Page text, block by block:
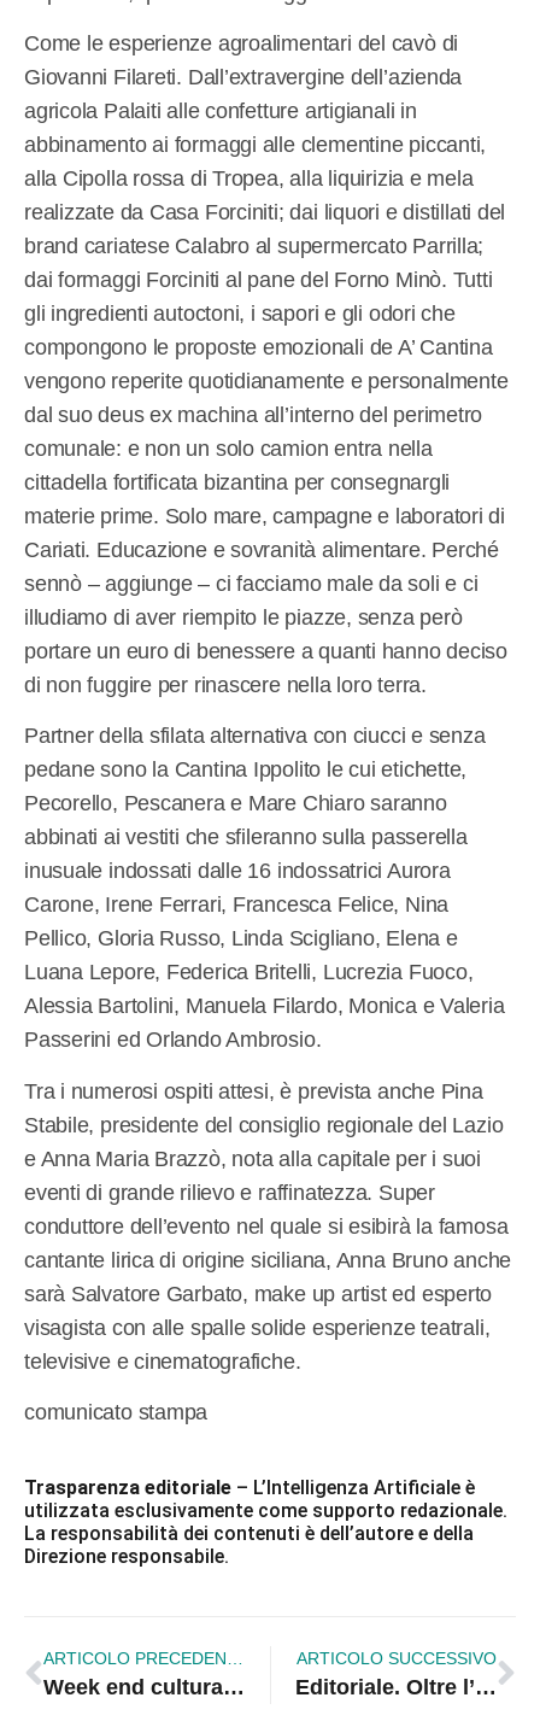
Come le esperienze agroalimentari del cavò di
Giovanni Filareti. Dall’extravergine dell’azienda
agricola Palaiti alle confetture artigianali in
abbinamento ai formaggi alle clementine piccanti,
alla Cipolla rossa di Tropea, alla liquirizia e mela
realizzate da Casa Forciniti; dai liquori e distillati del
brand cariatese Calabro al supermercato Parrilla;
dai formaggi Forciniti al pane del Forno Minò. Tutti
gli ingredienti autoctoni, i sapori e gli odori che
compongono le proposte emozionali de A’ Cantina
vengono reperite quotidianamente e personalmente
dal suo deus ex machina all’interno del perimetro
comunale: e non un solo camion entra nella
cittadella fortificata bizantina per consegnargli
materie prime. Solo mare, campagne e laboratori di
Cariati. Educazione e sovranità alimentare. Perché
sennò – aggiunge – ci facciamo male da soli e ci
illudiamo di aver riempito le piazze, senza però
portare un euro di benessere a quanti hanno deciso
di non fuggire per rinascere nella loro terra.
Partner della sfilata alternativa con ciucci e senza
pedane sono la Cantina Ippolito le cui etichette,
Pecorello, Pescanera e Mare Chiaro saranno
abbinati ai vestiti che sfileranno sulla passerella
inusuale indossati dalle 16 indossatrici Aurora
Carone, Irene Ferrari, Francesca Felice, Nina
Pellico, Gloria Russo, Linda Scigliano, Elena e
Luana Lepore, Federica Britelli, Lucrezia Fuoco,
Alessia Bartolini, Manuela Filardo, Monica e Valeria
Passerini ed Orlando Ambrosio.
Tra i numerosi ospiti attesi, è prevista anche Pina
Stabile, presidente del consiglio regionale del Lazio
e Anna Maria Brazzò, nota alla capitale per i suoi
eventi di grande rilievo e raffinatezza. Super
conduttore dell’evento nel quale si esibirà la famosa
cantante lirica di origine siciliana, Anna Bruno anche
sarà Salvatore Garbato, make up artist ed esperto
visagista con alle spalle solide esperienze teatrali,
televisive e cinematografiche.
comunicato stampa
Trasparenza editoriale – L’Intelligenza Artificiale è
utilizzata esclusivamente come supporto redazionale.
La responsabilità dei contenuti è dell’autore e della
Direzione responsabile.
Week end culturale tra arte e musica di qualità a Tropea, Domenica 13 blue carpet e Armonie Magna Graecia
ARTICOLO SUCCESSIVO
Editoriale. Oltre l’orizzonte della miopia politica: un grido d’indignazione per Taranto, Crotone e Corigliano-Rossano